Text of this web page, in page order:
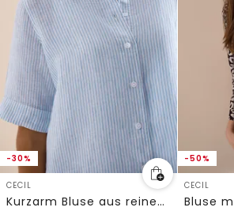
-30%
CECIL
Kurzarm Bluse aus reinem Leinen
-50%
CECIL